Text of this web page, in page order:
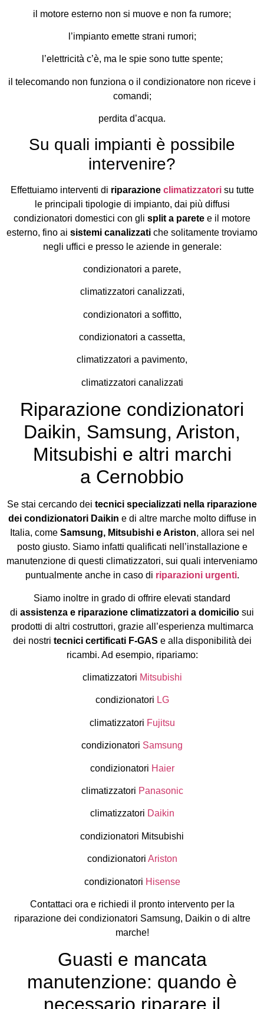
il motore esterno non si muove e non fa rumore;
l’impianto emette strani rumori;
l’elettricità c’è, ma le spie sono tutte spente;
il telecomando non funziona o il condizionatore non riceve i
comandi;
perdita d’acqua.
Su quali impianti è possibile
intervenire?
Effettuiamo interventi di riparazione climatizzatorisu tutte
le principali tipologie di impianto, dai più diffusi
condizionatori domestici con gli split a parete e il motore
esterno, fino ai sistemi canalizzati che solitamente troviamo
negli uffici e presso le aziende in generale:
condizionatori a parete,
climatizzatori canalizzati,
condizionatori a soffitto,
condizionatori a cassetta,
climatizzatori a pavimento,
climatizzatori canalizzati
Riparazione condizionatori
Daikin, Samsung, Ariston,
Mitsubishi e altri marchi
a Cernobbio
Se stai cercando dei tecnici specializzati nella riparazione
dei condizionatori Daikin e di altre marche molto diffuse in
Italia, come Samsung, Mitsubishi e Ariston, allora sei nel
posto giusto. Siamo infatti qualificati nell’installazione e
manutenzione di questi climatizzatori, sui quali interveniamo
puntualmente anche in caso di riparazioni urgenti.
Siamo inoltre in grado di offrire elevati standard
di assistenza e riparazione climatizzatori a domicilio sui
prodotti di altri costruttori, grazie all’esperienza multimarca
dei nostri tecnici certificati F-GAS e alla disponibilità dei
ricambi. Ad esempio, ripariamo:
climatizzatori Mitsubishi
condizionatori LG
climatizzatori Fujitsu
condizionatori Samsung
condizionatori Haier
climatizzatori Panasonic
climatizzatori Daikin
condizionatori Mitsubishi
condizionatori Ariston
condizionatori Hisense
Contattaci ora e richiedi il pronto intervento per la
riparazione dei condizionatori Samsung, Daikin o di altre
marche!
Guasti e mancata
manutenzione: quando è
necessario riparare il